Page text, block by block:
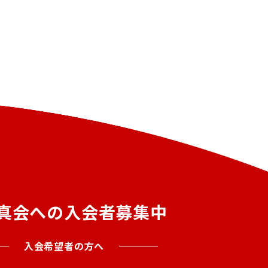
会への入会者募集中
入会希望者の方へ